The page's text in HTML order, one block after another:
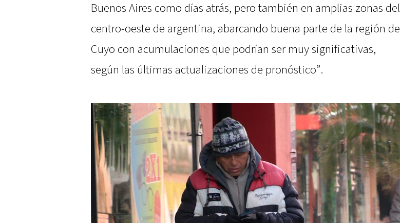
Buenos Aires como días atrás, pero también en amplias zonas del
centro-oeste de argentina, abarcando buena parte de la región de
Cuyo con acumulaciones que podrían ser muy significativas,
según las últimas actualizaciones de pronóstico”.